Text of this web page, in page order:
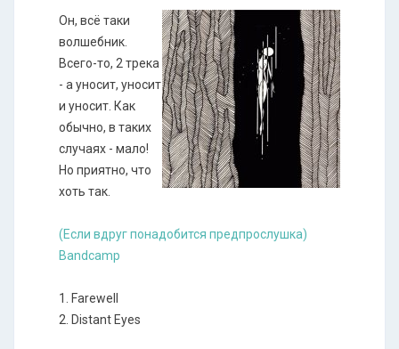
Он, всё таки
волшебник.
Всего-то, 2 трека
- а уносит, уносит
и уносит. Как
обычно, в таких
случаях - мало!
Но приятно, что
хоть так.
(Если вдруг понадобится предпрослушка)
Bandcamp
1. Farewell
2. Distant Eyes